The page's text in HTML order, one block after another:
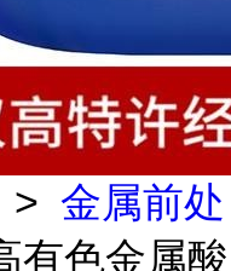
> 金属前处
有色金属酸